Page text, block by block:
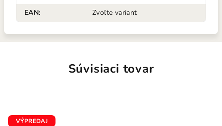
EAN: Zvoľte variant
Súvisiaci tovar
VÝPREDAJ